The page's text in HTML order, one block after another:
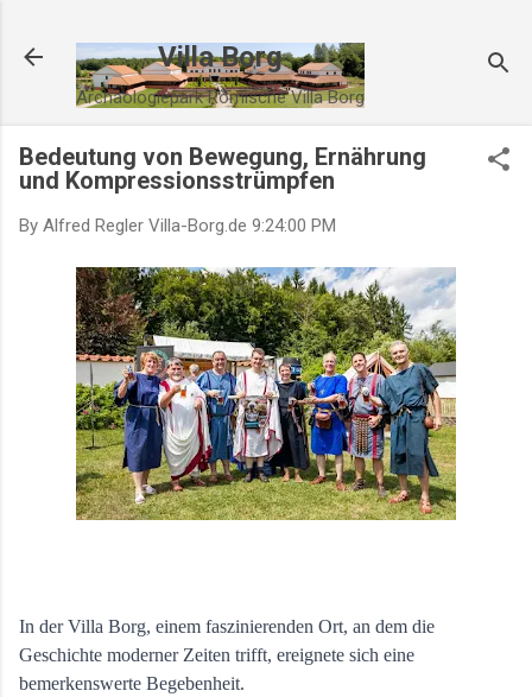
Villa Borg
Archäologiepark Römische Villa Borg
Bedeutung von Bewegung, Ernährung
und Kompressionsstrümpfen
By Alfred Regler Villa-Borg.de 9:24:00 PM
In der Villa Borg, einem faszinierenden Ort, an dem die
Geschichte moderner Zeiten trifft, ereignete sich eine
bemerkenswerte Begebenheit.